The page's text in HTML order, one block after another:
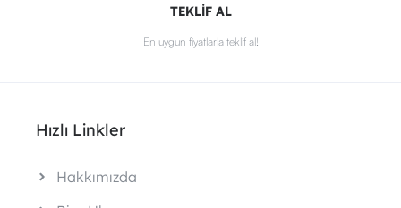
TEKLİF AL
En uygun fiyatlarla teklif al!
Hızlı Linkler
Hakkımızda